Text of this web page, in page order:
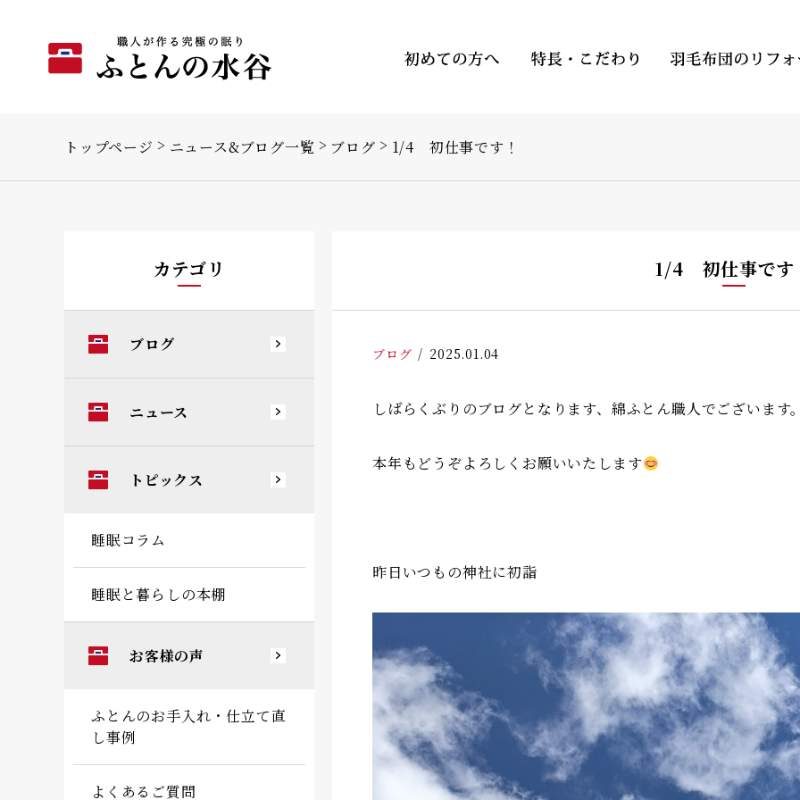
トップページ ニュース&ブログ一覧 ブログ 1/4 初仕事です！
1/4 初仕事です
ブログ 2025.01.04
しばらくぶりのブログとなります、綿ふとん職人でございます
本年もどうぞよろしくお願いいたします
昨日いつもの神社に初詣
カテゴリ
ブログ
ニュース
トピックス
睡眠コラム
睡眠と暮らしの本棚
お客様の声
ふとんのお手入れ・仕立て直
し事例
よくあるご質問